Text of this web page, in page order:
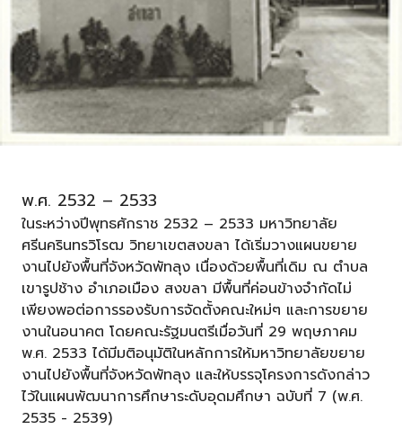
พ.ศ. 2532 – 2533
ในระหว่างปีพุทธศักราช 2532 – 2533 มหาวิทยาลัย
ศรีนครินทรวิโรฒ วิทยาเขตสงขลา ได้เริ่มวางแผนขยาย
งานไปยังพื้นที่จังหวัดพัทลุง เนื่องด้วยพื้นที่เดิม ณ ตำบล
เขารูปช้าง อำเภอเมือง สงขลา มีพื้นที่ค่อนข้างจำกัดไม่
เพียงพอต่อการรองรับการจัดตั้งคณะใหม่ๆ และการขยาย
งานในอนาคต โดยคณะรัฐมนตรีเมื่อวันที่ 29 พฤษภาคม
พ.ศ. 2533 ได้มีมติอนุมัติในหลักการให้มหาวิทยาลัยขยาย
งานไปยังพื้นที่จังหวัดพัทลุง และให้บรรจุโครงการดังกล่าว
ไว้ในแผนพัฒนาการศึกษาระดับอุดมศึกษา ฉบับที่ 7 (พ.ศ.
2535 - 2539)